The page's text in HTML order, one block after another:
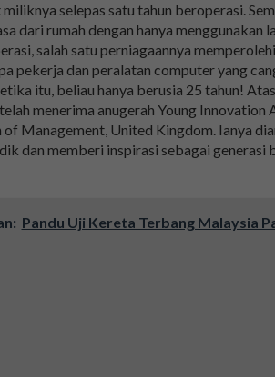
selepas satu tahun beroperasi.
dari rumah dengan hanya menggunakan
salah satu perniagaannya
pekerja dan peralatan computer yang
itu, beliau hanya berusia 25 tahun!
menerima anugerah Young Innovation
Management, United Kingdom. Ianya
dan memberi inspirasi sebagai generasi
Pandu Uji Kereta Terbang Malaysia